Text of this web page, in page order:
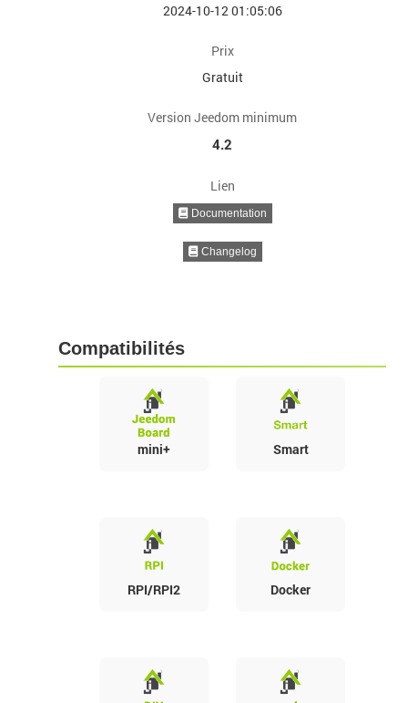
2024-10-12 01:05:06
Prix
Gratuit
Version Jeedom minimum
4.2
Lien
Documentation
Changelog
Compatibilités
mini+ Smart
RPI/RPI2 Docker